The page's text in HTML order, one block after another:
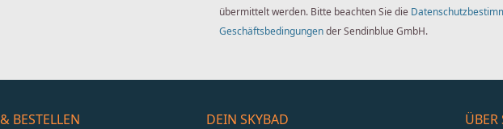
übermittelt werden. Bitte beachten Sie die
Geschäftsbedingungender Sendinblue GmbH.
BESTELLEN DEIN SKYBAD ÜBER